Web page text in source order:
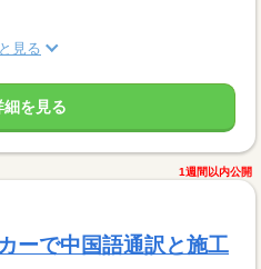
見る
細を見る
1週間以内公開
ーで中国語通訳と施工